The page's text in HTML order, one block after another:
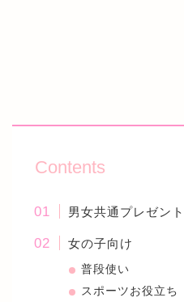
Contents
男女共通プレゼント
女の子向け
普段使い
スポーツお役立ち